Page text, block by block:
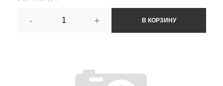
- + В КОРЗИНУ